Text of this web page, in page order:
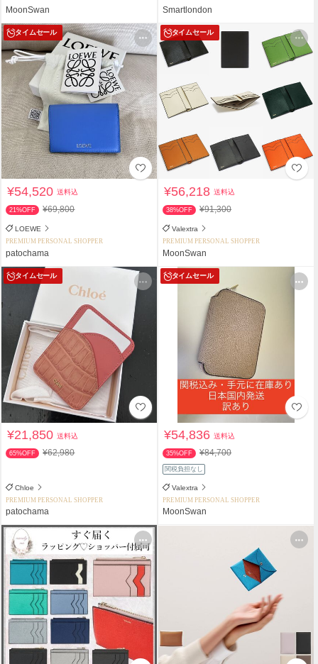
MoonSwan Smartlondon
タイムセール
¥54,520送料込
21%OFF ¥69,800
LOEWE
PREMIUM PERSONAL SHOPPER
patochama
タイムセール
¥56,218送料込
38%OFF ¥91,300
Valextra
PREMIUM PERSONAL SHOPPER
MoonSwan
タイムセール
¥21,850送料込
65%OFF ¥62,980
Chloe
PREMIUM PERSONAL SHOPPER
patochama
タイムセール
¥54,836送料込
35%OFF ¥84,700
関税負担なし
Valextra
PREMIUM PERSONAL SHOPPER
MoonSwan